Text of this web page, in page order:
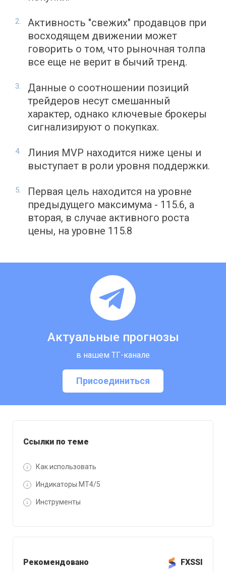
Ссылки по теме
Как использовать
Индикаторы MT4/5
Инструменты
Рекомендовано FXSSI
Активность "свежих" продавцов при
восходящем движении может
говорить о том, что рыночная толпа
все еще не верит в бычий тренд.
Данные о соотношении позиций
трейдеров несут смешанный
характер, однако ключевые брокеры
сигнализируют о покупках.
Линия MVP находится ниже цены и
выступает в роли уровня поддержки.
Первая цель находится на уровне
предыдущего максимума - 115.6, а
вторая, в случае активного роста
цены, на уровне 115.8
Актуальные прогнозы
в нашем ТГ-канале
Присоединиться